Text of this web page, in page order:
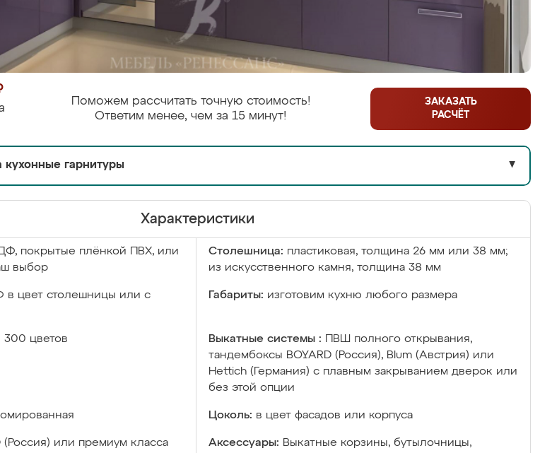
Поможем рассчитать точную стоимость!
Ответим менее, чем за 15 минут!
ЗАКАЗАТЬ
РАСЧЁТ
кухонные гарнитуры ▼
Характеристики
покрытые плёнкой ПВХ, или
выбор
Столешница: пластиковая, толщина 26 мм или 38 мм;
из искусственного камня, толщина 38 мм
в цвет столешницы или с
Габариты: изготовим кухню любого размера
цветов Выкатные системы :
ПВШ полного открывания,
тандембоксы BOYARD (Россия), Blum (Австрия) или
Hettich (Германия) с плавным закрыванием дверок или
без этой опции
Цоколь: в цвет фасадов или корпуса
(Россия) или премиум класса
Аксессуары: Выкатные корзины, бутылочницы,